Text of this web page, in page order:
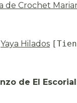
de Crochet
Yaya Hilados
de El